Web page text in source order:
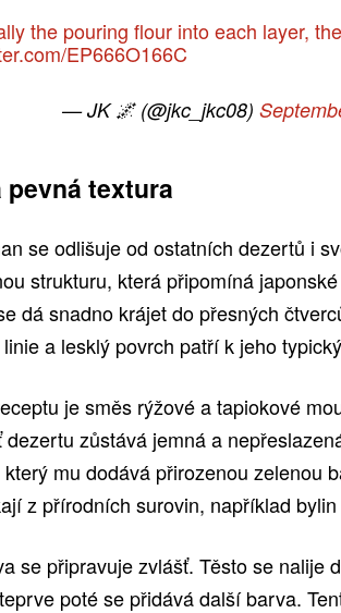
the pouring flour into each layer,
EP666O166C
— JK 🌌 (@jkc_jkc08)
pevná textura
se odlišuje od ostatních dezertů i
strukturu, která připomíná
dá snadno krájet do přesných
a lesklý povrch patří k jeho
je směs rýžové a tapiokové
dezertu zůstává jemná a
mu dodává přirozenou zelenou
z přírodních surovin, například
se připravuje zvlášť. Těsto se nalije
poté se přidává další barva.